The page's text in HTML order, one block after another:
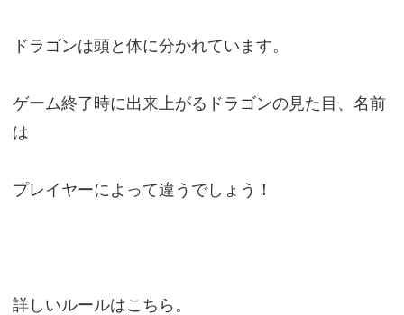
ドラゴンは頭と体に分かれています。
ゲーム終了時に出来上がるドラゴンの見た目、名前
は
プレイヤーによって違うでしょう！
詳しいルールはこちら。